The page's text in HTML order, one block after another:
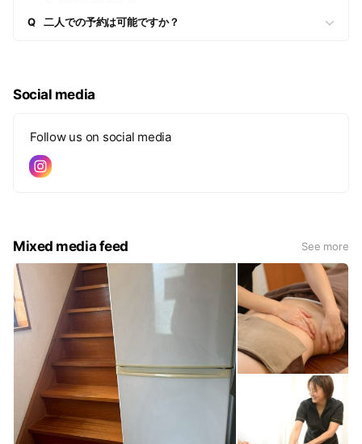
Q 二人での予約は可能ですか？
Social media
Follow us on social media
Mixed media feed See more